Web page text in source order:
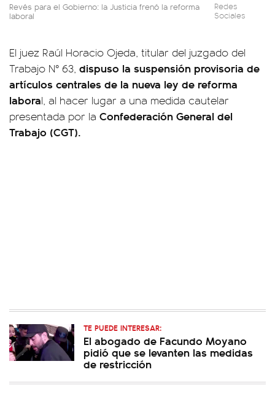
Revés para el Gobierno: la Justicia frenó la reforma
laboral
Redes
Sociales
El juez Raúl Horacio Ojeda, titular del juzgado del
Trabajo N° 63, dispuso la suspensión provisoria de
artículos centrales de la nueva ley de reforma
laboral, al hacer lugar a una medida cautelar
presentada por la Confederación General del
Trabajo (CGT).
TE PUEDE INTERESAR:
El abogado de Facundo Moyano
pidió que se levanten las medidas
de restricción